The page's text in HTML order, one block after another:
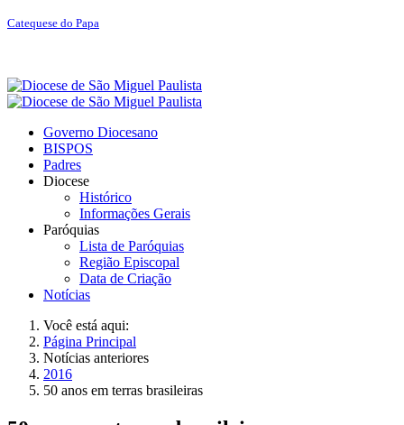
Catequese do Papa
Governo Diocesano
BISPOS
Padres
Diocese
Histórico
Informações Gerais
Paróquias
Lista de Paróquias
Região Episcopal
Data de Criação
Notícias
Você está aqui:
Página Principal
Notícias anteriores
2016
50 anos em terras brasileiras